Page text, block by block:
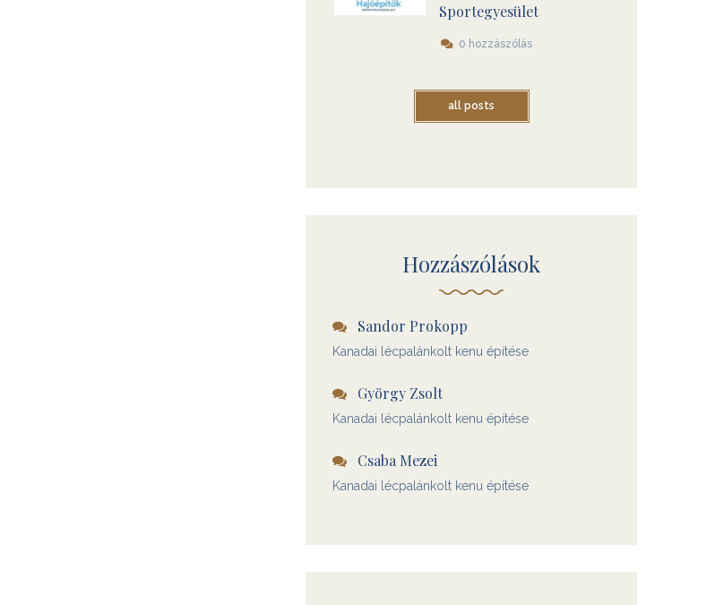
Sportegyesület
0 hozzászólás
all posts
Hozzászólások
Sandor Prokopp
Kanadai lécpalánkolt kenu építése
György Zsolt
Kanadai lécpalánkolt kenu építése
Csaba Mezei
Kanadai lécpalánkolt kenu építése